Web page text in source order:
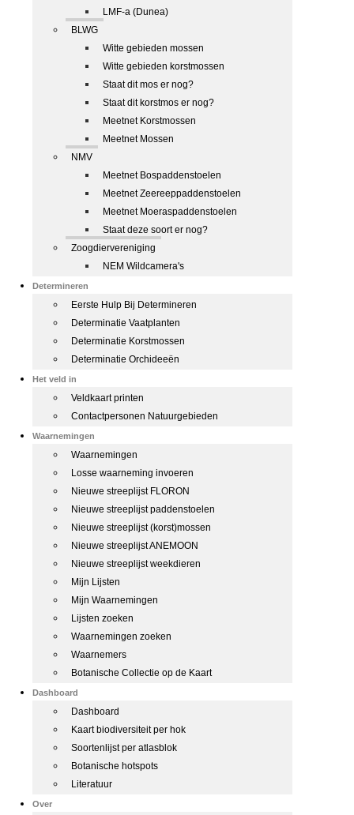
LMF-a (Dunea)
BLWG
Witte gebieden mossen
Witte gebieden korstmossen
Staat dit mos er nog?
Staat dit korstmos er nog?
Meetnet Korstmossen
Meetnet Mossen
NMV
Meetnet Bospaddenstoelen
Meetnet Zeereeppaddenstoelen
Meetnet Moeraspaddenstoelen
Staat deze soort er nog?
Zoogdiervereniging
NEM Wildcamera's
Determineren
Eerste Hulp Bij Determineren
Determinatie Vaatplanten
Determinatie Korstmossen
Determinatie Orchideeën
Het veld in
Veldkaart printen
Contactpersonen Natuurgebieden
Waarnemingen
Waarnemingen
Losse waarneming invoeren
Nieuwe streeplijst FLORON
Nieuwe streeplijst paddenstoelen
Nieuwe streeplijst (korst)mossen
Nieuwe streeplijst ANEMOON
Nieuwe streeplijst weekdieren
Mijn Lijsten
Mijn Waarnemingen
Lijsten zoeken
Waarnemingen zoeken
Waarnemers
Botanische Collectie op de Kaart
Dashboard
Dashboard
Kaart biodiversiteit per hok
Soortenlijst per atlasblok
Botanische hotspots
Literatuur
Over